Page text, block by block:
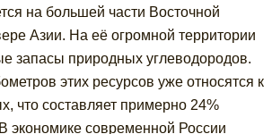
на большей части Восточной
Азии. На её огромной территории
запасы природных углеводородов.
этих ресурсов уже относятся к
что составляет примерно 24%
экономике современной России